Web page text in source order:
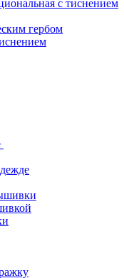
с тиснением
гербом